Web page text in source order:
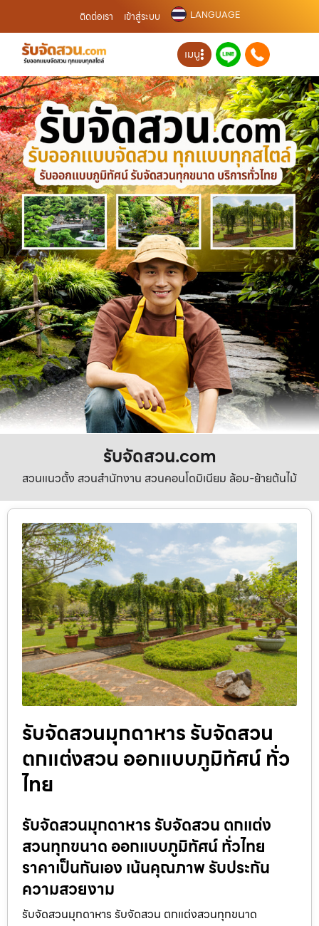
ติดต่อเรา เข้าสู่ระบบ LANGUAGE
เมนู
รับจัดสวน.com
สวนแนวตั้ง สวนสำนักงาน สวนคอนโดมิเนียม ล้อม-ย้ายต้นไม้
รับจัดสวนมุกดาหาร รับจัดสวน
ตกแต่งสวน ออกแบบภูมิทัศน์ ทั่ว
ไทย
รับจัดสวนมุกดาหาร รับจัดสวน ตกแต่ง
สวนทุกขนาด ออกแบบภูมิทัศน์ ทั่วไทย
ราคาเป็นกันเอง เน้นคุณภาพ รับประกัน
ความสวยงาม
รับจัดสวนมุกดาหาร รับจัดสวน ตกแต่งสวนทุกขนาด